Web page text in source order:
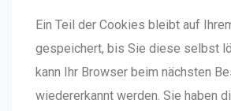
Ein Teil der Cookies bleibt auf
gespeichert, bis Sie diese selbst
kann Ihr Browser beim nächsten
wiedererkannt werden. Sie haben